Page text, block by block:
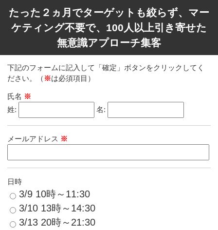
たった２ヵ月でターゲットも絞らず、マー
ケティング不要で、100人以上引き寄せた
無意識アプローチ集客
下記のフォームに記入して「確定」ボタンをクリックしてく
ださい。（ ※は必須項目）
氏名 ※
姓:
名:
メールアドレス ※
日時
3/9 10時～11:30
3/10 13時～14:30
3/13 20時～21:30